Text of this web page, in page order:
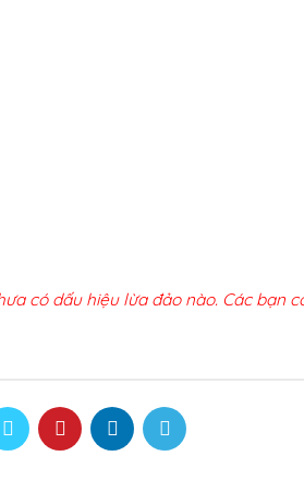
có dấu hiệu lừa đảo nào. Các bạn